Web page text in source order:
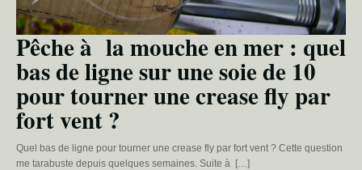
Pêche à la mouche en mer : quel
bas de ligne sur une soie de 10
pour tourner une crease fly par
fort vent ?
Quel bas de ligne pour tourner une crease fly par fort vent ? Cette question
me tarabuste depuis quelques semaines. Suite à […]